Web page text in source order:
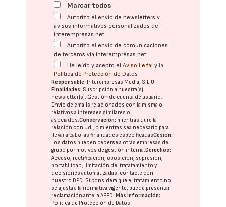
Marcar todos
Autorizo el envío de newsletters y
avisos informativos personalizados de
interempresas.net
Autorizo el envío de comunicaciones
de terceros vía interempresas.net
He leído y acepto elAviso Legal y la
Política de Protección de Datos
Responsable: Interempresas Media, S.L.U.
Finalidades: Suscripción a nuestra(s)
newsletter(s). Gestión de cuenta de usuario.
Envío de emails relacionados con la misma o
relativos a intereses similares o
asociados.Conservación: mientras dure la
relación con Ud., o mientras sea necesario para
llevar a cabo las finalidades especificadasCesión:
Los datos pueden cederse a otras empresas del
grupo por motivos de gestión interna.Derechos:
Acceso, rectificación, oposición, supresión,
portabilidad, limitación del tratatamiento y
decisiones automatizadas: contacte con
nuestro DPD . Si considera que el tratamiento no
se ajusta a la normativa vigente, puede presentar
reclamación ante laAEPD .Más información:
Política de Protección de Datos